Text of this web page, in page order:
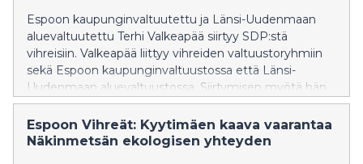
Espoon kaupunginvaltuutettu ja Länsi-Uudenmaan
aluevaltuutettu Terhi Valkeapää siirtyy SDP:stä
vihreisiin. Valkeapää liittyy vihreiden valtuustoryhmiin
sekä Espoon kaupunginvaltuustossa että Länsi-
Uudenmaan aluevaltuustossa. Siirtymisen myötä hän
luopuu tehtävistään Espoon liikunta- ja
hyvinvointilautakunnan puheenjohtajana sekä Länsi-
Uudenmaan yksilöasioiden jaoston
Espoon Vihreät: Kyytimäen kaava vaarantaa
Näkinmetsän ekologisen yhteyden